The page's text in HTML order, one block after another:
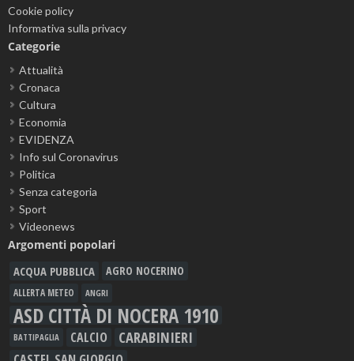
Cookie policy
Informativa sulla privacy
Categorie
Attualità
Cronaca
Cultura
Economia
EVIDENZA
Info sul Coronavirus
Politica
Senza categoria
Sport
Videonews
Argomenti popolari
ACQUA PUBBLICA AGRO NOCERINO
ALLERTA METEO ANGRI
ASD CITTÀ DI NOCERA 1910
BATTIPAGLIA CALCIO CARABINIERI